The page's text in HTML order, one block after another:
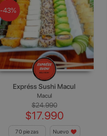
-43%
Expréss Sushi Macul
Macul
$24.990
$17.990
70 piezas Nuevo